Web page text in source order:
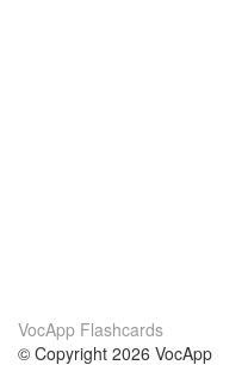
VocApp Flashcards
© Copyright 2026 VocApp